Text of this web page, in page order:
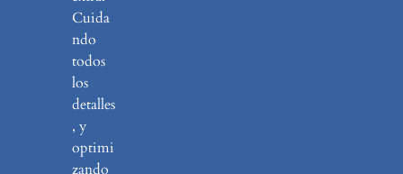
Cuida
ndo
todos
los
detalles
, y
optimi
zando